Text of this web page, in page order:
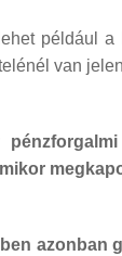
például
van
azonban